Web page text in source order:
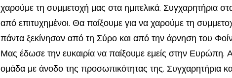
χαρούμε τη συμμετοχή μας στα ημιτελικά. Συγχαρητήρια
από επιτυχημένοι. Θα παίξουμε για να χαρούμε τη
πάντα ξεκίνησαν από τη Σύρο και από την άρνηση του
Μας έδωσε την ευκαιρία να παίξουμε εμείς στην Ευρώπη.
ομάδα με άνοδο της προσωπικότητας της. Συγχαρητήρια